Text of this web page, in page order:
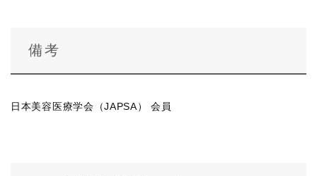
備考
日本美容医療学会（JAPSA） 会員